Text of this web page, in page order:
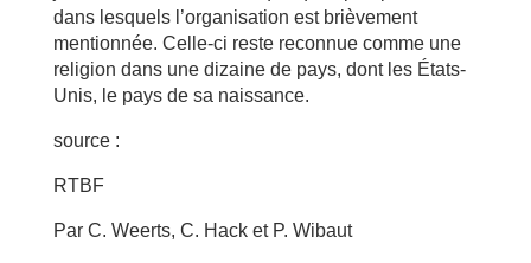
dans lesquels l’organisation est brièvement
mentionnée. Celle-ci reste reconnue comme une
religion dans une dizaine de pays, dont les États-
Unis, le pays de sa naissance.
source :
RTBF
Par C. Weerts, C. Hack et P. Wibaut